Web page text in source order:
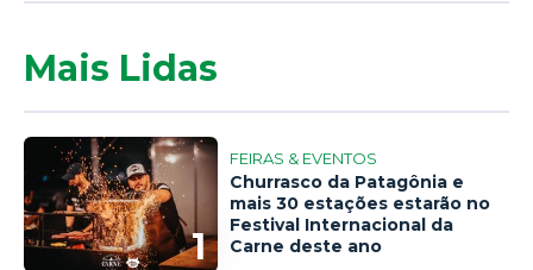
Mais Lidas
1
FEIRAS & EVENTOS
Churrasco da Patagônia e
mais 30 estações estarão no
Festival Internacional da
Carne deste ano